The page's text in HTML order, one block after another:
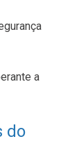
a
do